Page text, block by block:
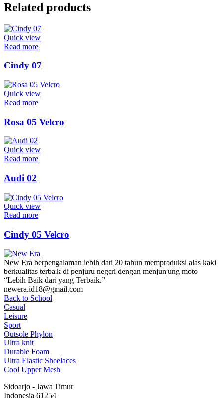
Related products
Quick view
Read more
Cindy 07
Quick view
Read more
Rosa 05 Velcro
Quick view
Read more
Audi 02
Quick view
Read more
Cindy 05 Velcro
New Era berpengalaman lebih dari 20 tahun memproduksi alas kaki
berkualitas terbaik di penjuru negeri dengan menjunjung moto
“Lebih Baik dari yang Terbaik.”
newera.id18@gmail.com
Back to School
Casual
Leisure
Sport
Outsole Phylon
Ultra knit
Durable Foam
Ultra Elastic Shoelaces
Cool Upper Mesh
Sidoarjo - Jawa Timur
Indonesia 61254